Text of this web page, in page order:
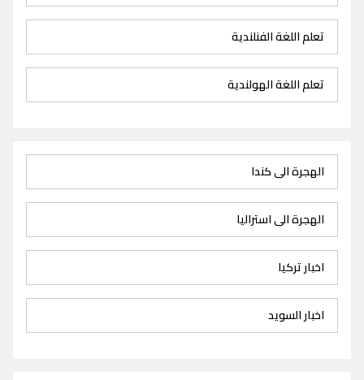
تعلم اللغة الفنلندية
تعلم اللغة الهولندية
الهجرة الى كندا
الهجرة الى استراليا
اخبار تركيا
اخبار السويد